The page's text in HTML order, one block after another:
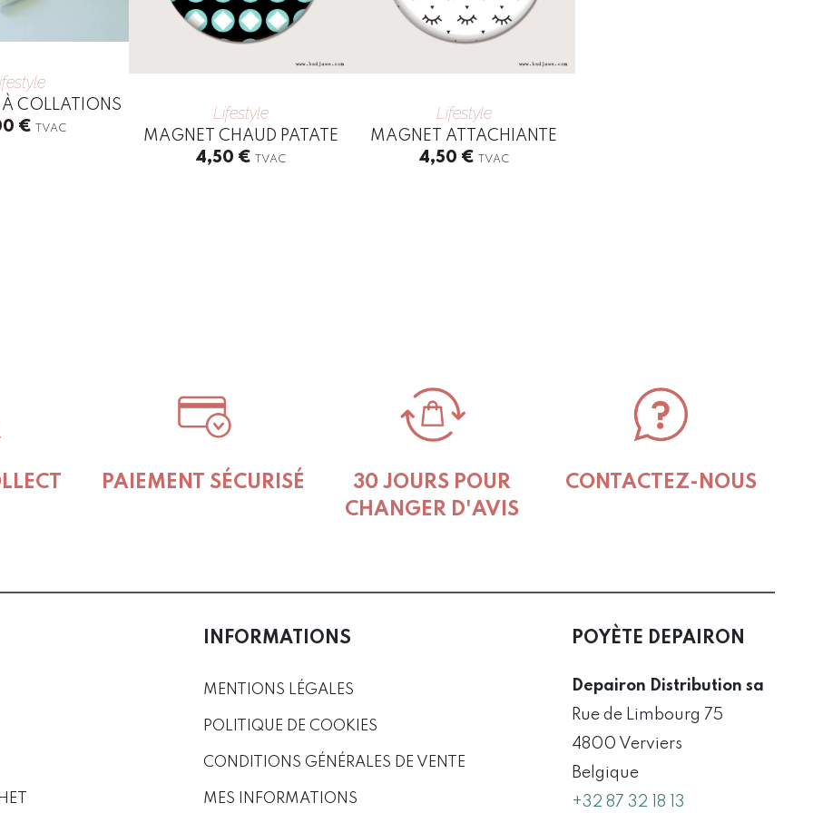
À COLLATIONS
€ TVAC
Lifestyle
MAGNET CHAUD PATATE
4,50 € TVAC
Lifestyle
MAGNET ATTACHIANTE
4,50 € TVAC
PAIEMENT SÉCURISÉ
30 JOURS POUR
CHANGER D'AVIS
CONTACTEZ-NOUS
INFORMATIONS
MENTIONS LÉGALES
POLITIQUE DE COOKIES
CONDITIONS GÉNÉRALES DE VENTE
MES INFORMATIONS
POYÈTE DEPAIRON
Depairon Distribution sa
Rue de Limbourg 75
4800 Verviers
Belgique
+32 87 32 18 13